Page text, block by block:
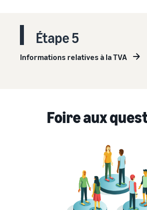
Étape 5
Informations relatives à la TVA
Foire aux